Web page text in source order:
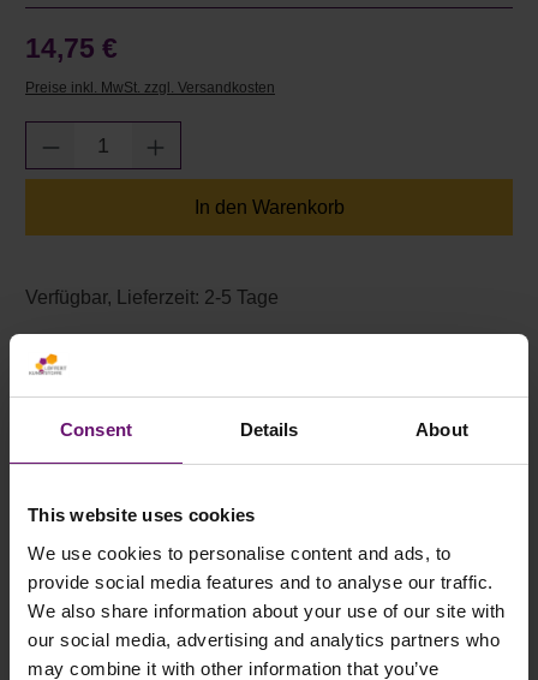
Consent Details About
This website uses cookies
We use cookies to personalise content and ads, to
provide social media features and to analyse our traffic.
We also share information about your use of our site with
our social media, advertising and analytics partners who
may combine it with other information that you’ve
14,75 €
Preise inkl. MwSt. zzgl. Versandkosten
Produkt Anzahl: Gib den gewünschten
In den Warenkorb
Verfügbar, Lieferzeit: 2-5 Tage
STUFENBOHRER 4–20 MM AUS HSS –
IDEAL FÜR WELLPLATTEN DER
STUFENBOHRER AUS HOCHWERTIGEM
HSS-STAHL (HIGH SPEED STEEL)
EIGNET…MEHR